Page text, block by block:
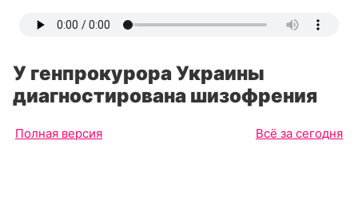
У генпрокурора Украины
диагностирована шизофрения
Полная версия Всё за сегодня